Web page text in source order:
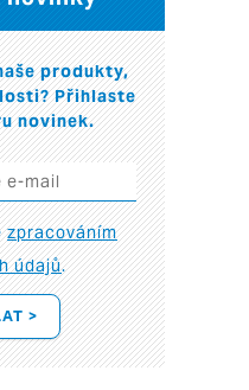
produkty,
Přihlaste
novinek.
zpracováním
údajů.
>